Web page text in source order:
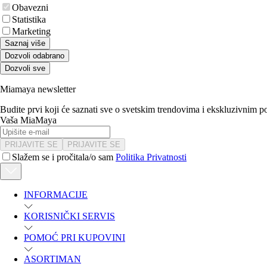
Obavezni
Statistika
Marketing
Saznaj više
Dozvoli odabrano
Dozvoli sve
Miamaya newsletter
Budite prvi koji će saznati sve o svetskim trendovima i ekskluzivnim
Vaša MiaMaya
PRIJAVITE SE PRIJAVITE SE
Slažem se i pročitala/o sam Politika Privatnosti
INFORMACIJE
KORISNIČKI SERVIS
POMOĆ PRI KUPOVINI
ASORTIMAN